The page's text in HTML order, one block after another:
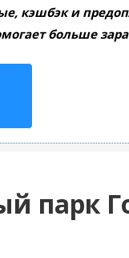
кэшбэк и
больше
парк